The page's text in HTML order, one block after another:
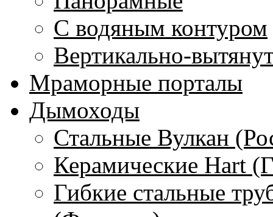
С водяным контуром
Вертикально-
Мраморные порталы
Дымоходы
Стальные Вулкан
Керамические Hart
Гибкие стальные